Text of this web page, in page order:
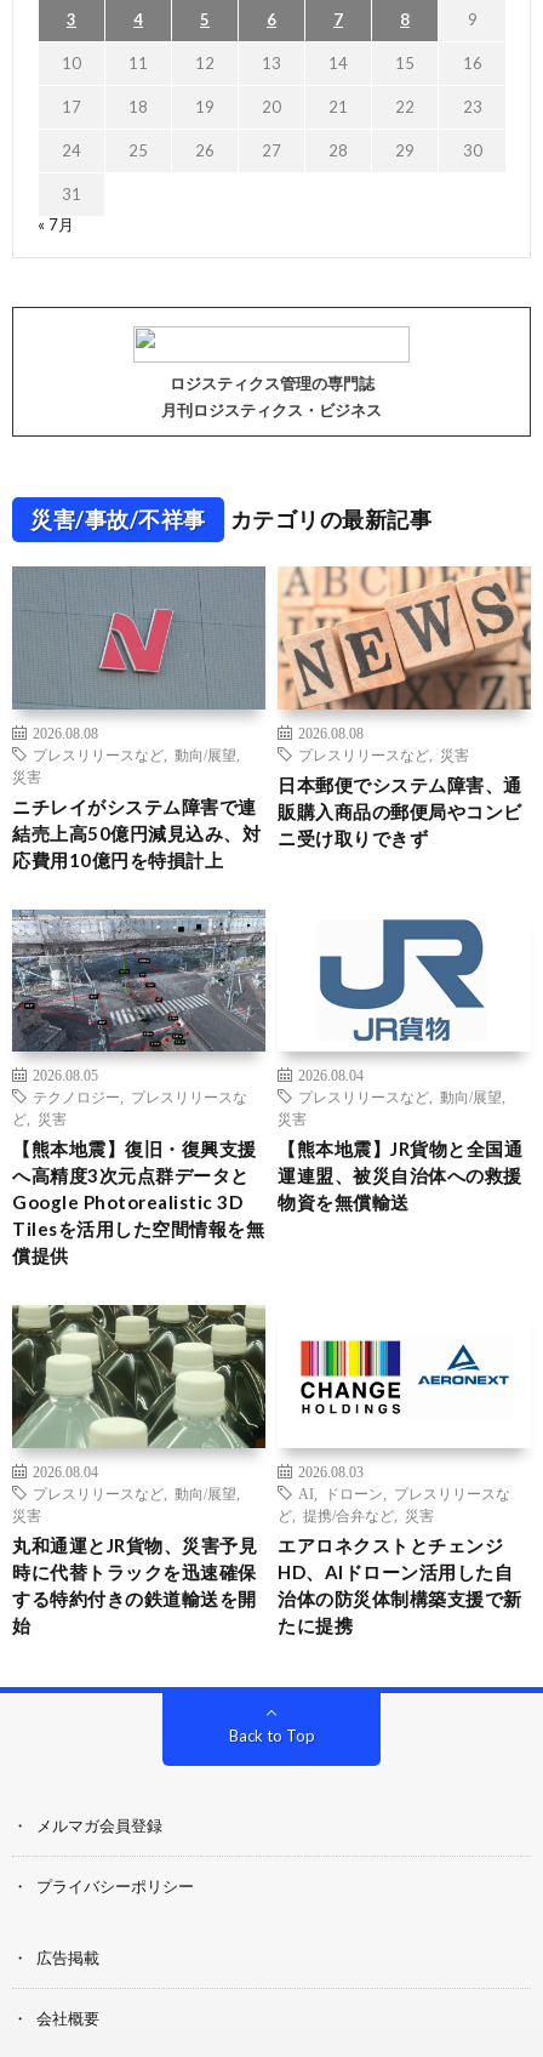
3 4 5 6 7 8 9
10 11 12 13 14 15 16
17 18 19 20 21 22 23
24 25 26 27 28 29 30
31
« 7月
ロジスティクス管理の専門誌
月刊ロジスティクス・ビジネス
災害/事故/不祥事 カテゴリの最新記事
2026.08.08
プレスリリースなど
動向/展望
災害
ニチレイがシステム障害で連
結売上高50億円減見込み、対
応費用10億円を特損計上
2026.08.08
プレスリリースなど
災害
日本郵便でシステム障害、通
販購入商品の郵便局やコンビ
ニ受け取りできず
2026.08.05
テクノロジー
プレスリリースな
ど
災害
【熊本地震】復旧・復興支援
へ高精度3次元点群データと
Google Photorealistic 3D
Tilesを活用した空間情報を無
償提供
2026.08.04
プレスリリースなど
動向/展望
災害
【熊本地震】JR貨物と全国通
運連盟、被災自治体への救援
物資を無償輸送
2026.08.04
プレスリリースなど
動向/展望
災害
丸和通運とJR貨物、災害予見
時に代替トラックを迅速確保
する特約付きの鉄道輸送を開
始
2026.08.03
AI
ドローン
プレスリリースな
ど
提携/合弁など 災害
エアロネクストとチェンジ
HD、AIドローン活用した自
治体の防災体制構築支援で新
たに提携
Back to Top
メルマガ会員登録
プライバシーポリシー
広告掲載
会社概要